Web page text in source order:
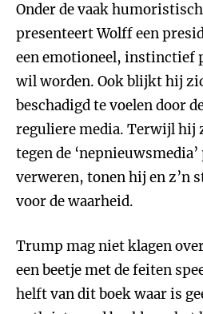
Onder de vaak
presenteert Wolff een
een emotioneel, instinctief
wil worden. Ook blijkt hij
beschadigd te voelen door
reguliere media. Terwijl hij
tegen de
verweren, tonen hij en z’n
voor de waarheid.
Trump mag niet klagen
een beetje met de feiten
helft van dit boek waar is